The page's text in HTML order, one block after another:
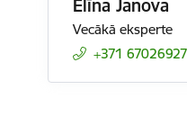
Elīna Janova
Vecākā eksperte
+371 67026927